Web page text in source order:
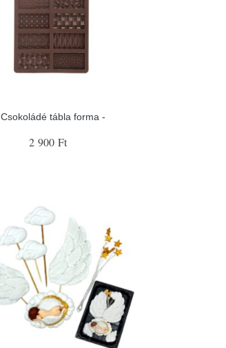
Csokoládé tábla forma -
2 900 Ft